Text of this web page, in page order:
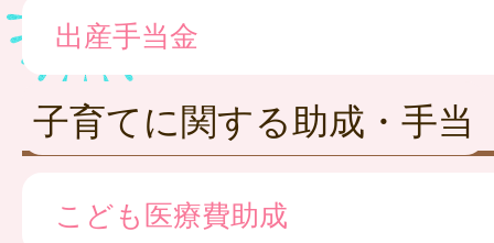
出産手当金
子育てに関する助成・手当
こども医療費助成